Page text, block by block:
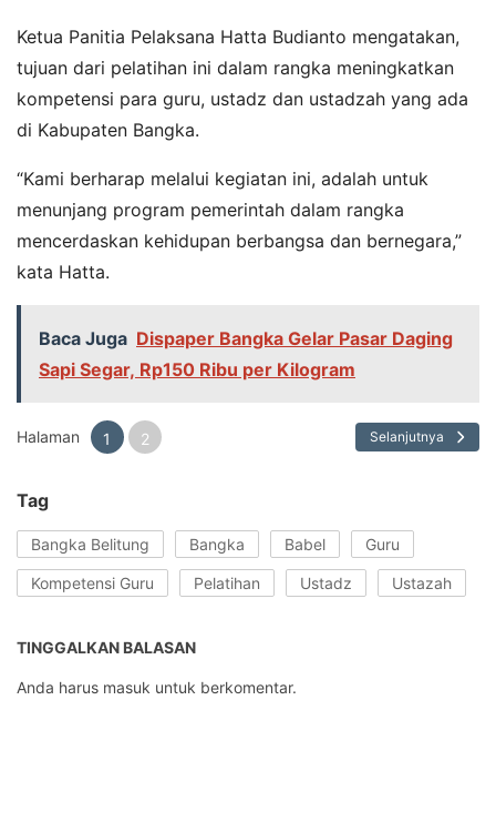
Ketua Panitia Pelaksana Hatta Budianto mengatakan,
tujuan dari pelatihan ini dalam rangka meningkatkan
kompetensi para guru, ustadz dan ustadzah yang ada
di Kabupaten Bangka.
“Kami berharap melalui kegiatan ini, adalah untuk
menunjang program pemerintah dalam rangka
mencerdaskan kehidupan berbangsa dan bernegara,”
kata Hatta.
Baca Juga Dispaper Bangka Gelar Pasar Daging
Sapi Segar, Rp150 Ribu per Kilogram
Halaman 1 2 Selanjutnya
Tag
Bangka Belitung Bangka Babel Guru
Kompetensi Guru Pelatihan Ustadz Ustazah
TINGGALKAN BALASAN
Anda harus masuk untuk berkomentar.